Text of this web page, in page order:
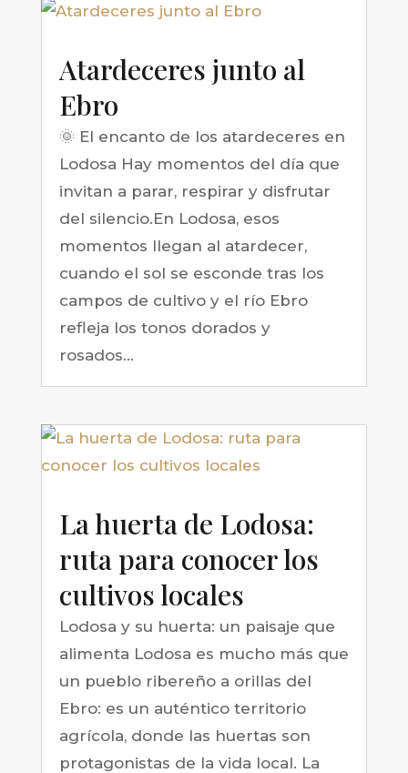
Atardeceres junto al
Ebro
🌞 El encanto de los atardeceres en
Lodosa Hay momentos del día que
invitan a parar, respirar y disfrutar
del silencio.En Lodosa, esos
momentos llegan al atardecer,
cuando el sol se esconde tras los
campos de cultivo y el río Ebro
refleja los tonos dorados y
rosados...
La huerta de Lodosa:
ruta para conocer los
cultivos locales
Lodosa y su huerta: un paisaje que
alimenta Lodosa es mucho más que
un pueblo ribereño a orillas del
Ebro: es un auténtico territorio
agrícola, donde las huertas son
protagonistas de la vida local. La